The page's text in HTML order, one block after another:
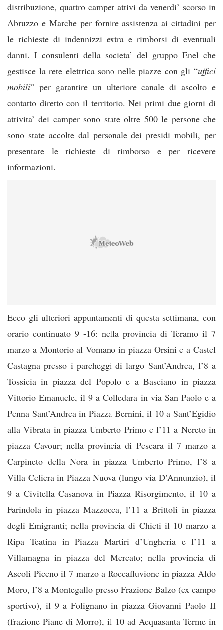
distribuzione, quattro camper attivi da venerdi’ scorso in
Abruzzo e Marche per fornire assistenza ai cittadini per
le richieste di indennizzi extra e rimborsi di eventuali
danni. I consulenti della societa’ del gruppo Enel che
gestisce la rete elettrica sono nelle piazze con gli “uffici
mobili” per garantire un ulteriore canale di ascolto e
contatto diretto con il territorio. Nei primi due giorni di
attivita’ dei camper sono state oltre 500 le persone che
sono state accolte dal personale dei presidi mobili, per
presentare le richieste di rimborso e per ricevere
informazioni.
Ecco gli ulteriori appuntamenti di questa settimana, con
orario continuato 9 -16: nella provincia di Teramo il 7
marzo a Montorio al Vomano in piazza Orsini e a Castel
Castagna presso i parcheggi di largo Sant’Andrea, l’8 a
Tossicia in piazza del Popolo e a Basciano in piazza
Vittorio Emanuele, il 9 a Colledara in via San Paolo e a
Penna Sant’Andrea in Piazza Bernini, il 10 a Sant’Egidio
alla Vibrata in piazza Umberto Primo e l’11 a Nereto in
piazza Cavour; nella provincia di Pescara il 7 marzo a
Carpineto della Nora in piazza Umberto Primo, l’8 a
Villa Celiera in Piazza Nuova (lungo via D’Annunzio), il
9 a Civitella Casanova in Piazza Risorgimento, il 10 a
Farindola in piazza Mazzocca, l’11 a Brittoli in piazza
degli Emigranti; nella provincia di Chieti il 10 marzo a
Ripa Teatina in Piazza Martiri d’Ungheria e l’11 a
Villamagna in piazza del Mercato; nella provincia di
Ascoli Piceno il 7 marzo a Roccafluvione in piazza Aldo
Moro, l’8 a Montegallo presso Frazione Balzo (ex campo
sportivo), il 9 a Folignano in piazza Giovanni Paolo II
(frazione Piane di Morro), il 10 ad Acquasanta Terme in